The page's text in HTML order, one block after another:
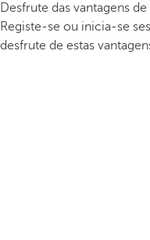
Desfrute das vantagens
Registe-se ou inicia-se
desfrute de estas